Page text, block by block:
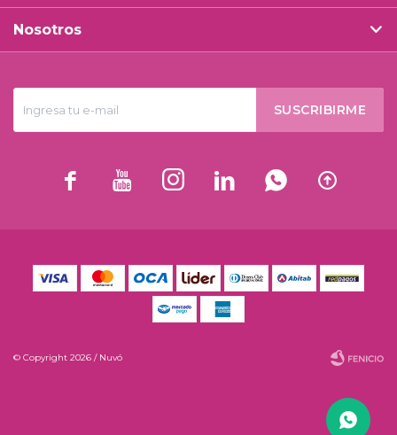
SUSCRIBIRME
     
Nosotros
© Copyright 2026 / Nuvó